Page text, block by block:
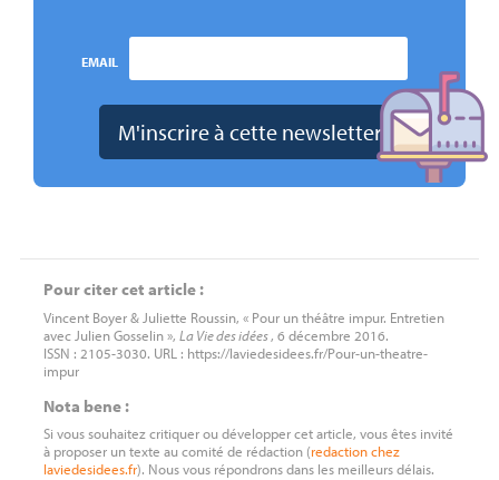
EMAIL
Pour citer cet article :
Vincent Boyer & Juliette Roussin, « Pour un théâtre impur. Entretien
avec Julien Gosselin », La Vie des idées, 6 décembre 2016.
ISSN : 2105-3030. URL : https://laviedesidees.fr/Pour-un-theatre-
impur
Nota bene :
Si vous souhaitez critiquer ou développer cet article, vous êtes invité
à proposer un texte au comité de rédaction (redactionchez
laviedesidees.fr). Nous vous répondrons dans les meilleurs délais.